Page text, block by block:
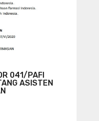
041/PAFI
ASISTEN